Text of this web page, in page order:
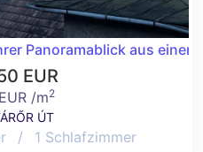
Panoramablick aus
EUR
/m2
ÚT
/ 1 Schlafzimmer